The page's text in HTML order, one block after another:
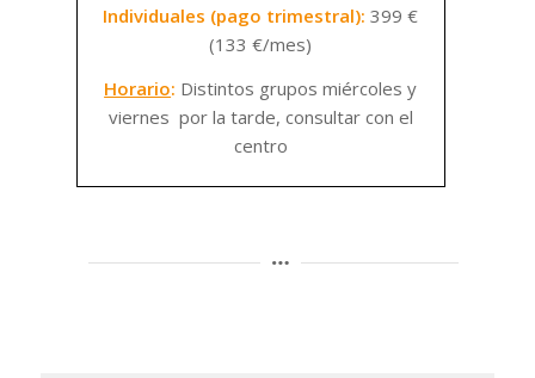
Individuales (pago trimestral):399 €
(133 €/mes)
Horario: Distintos grupos miércoles y
viernes por la tarde, consultar con el
centro